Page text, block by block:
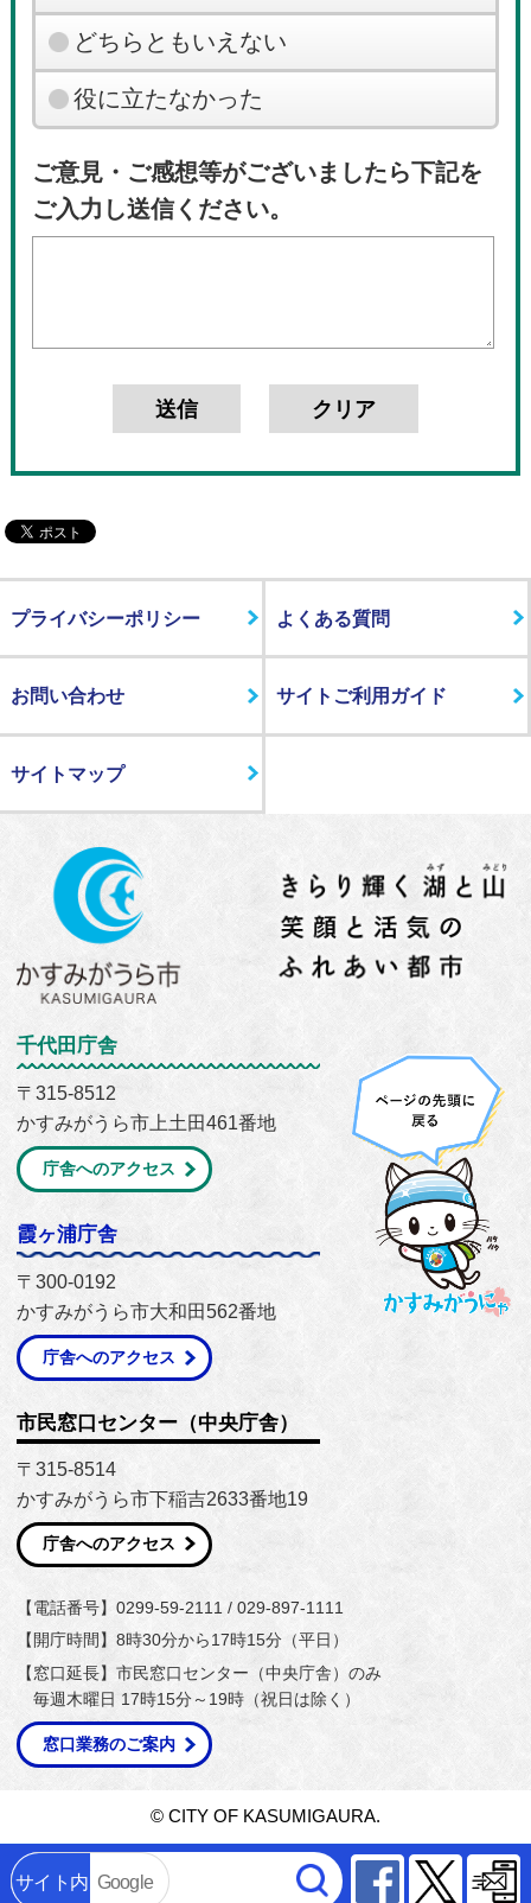
サイト内 Google Facebook
どちらともいえない
役に立たなかった
ご意見・ご感想等がございましたら下記を
ご入力し送信ください。
プライバシーポリシー よくある質問
お問い合わせ サイトご利用ガイド
サイトマップ
千代田庁舎
〒315-8512
かすみがうら市上土田461番地
庁舎へのアクセス
霞ヶ浦庁舎
〒300-0192
かすみがうら市大和田562番地
庁舎へのアクセス
市民窓口センター（中央庁舎）
〒315-8514
かすみがうら市下稲吉2633番地19
庁舎へのアクセス
【電話番号】0299-59-2111 / 029-897-1111
【開庁時間】8時30分から17時15分（平日）
【窓口延長】市民窓口センター（中央庁舎）のみ
毎週木曜日 17時15分～19時（祝日は除く）
窓口業務のご案内
© CITY OF KASUMIGAURA.